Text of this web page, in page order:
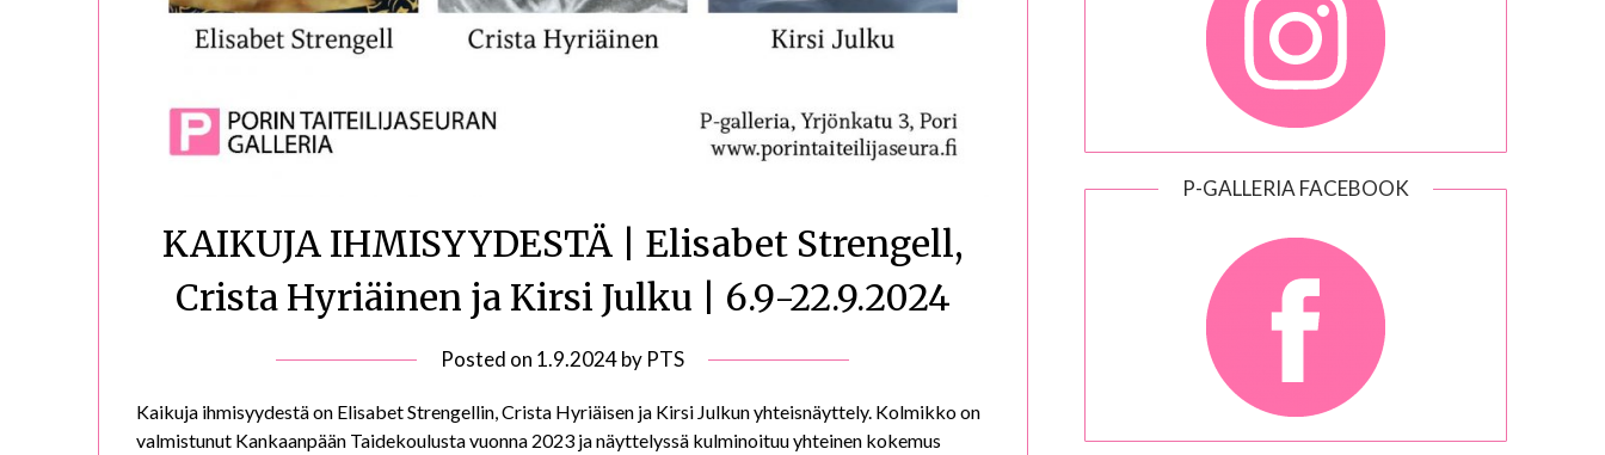
KAIKUJA IHMISYYDESTÄ | Elisabet Strengell,
Crista Hyriäinen ja Kirsi Julku | 6.9-22.9.2024
Posted on 1.9.2024by PTS
Kaikuja ihmisyydestä on Elisabet Strengellin, Crista Hyriäisen ja Kirsi Julkun yhteisnäyttely. Kolmikko on
valmistunut Kankaanpään Taidekoulusta vuonna 2023 ja näyttelyssä kulminoituu yhteinen kokemus
P-GALLERIA FACEBOOK